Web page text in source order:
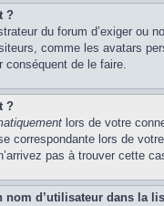
?
du forum d’exiger
comme les avatars
conséquent de le faire.
?
lors de votre
correspondante lors de
pas à trouver cette
nom d’utilisateur dans la